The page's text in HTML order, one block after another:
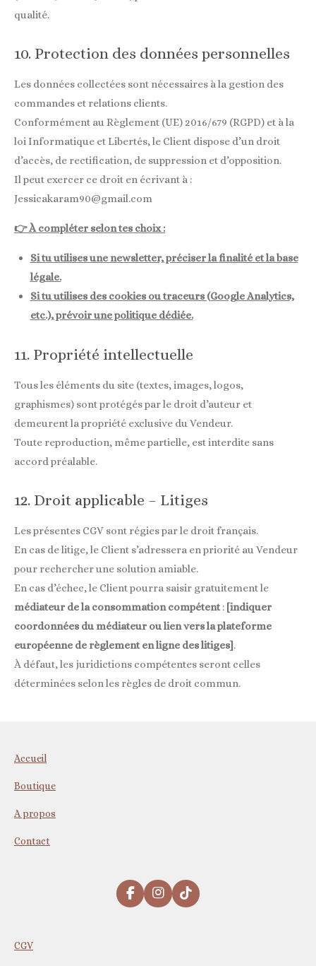
qualité.
10. Protection des données personnelles
Les données collectées sont nécessaires à la gestion des
commandes et relations clients.
Conformément au Règlement (UE) 2016/679 (RGPD) et à la
loi Informatique et Libertés, le Client dispose d’un droit
d’accès, de rectification, de suppression et d’opposition.
Il peut exercer ce droit en écrivant à :
Jessicakaram90@gmail.com
👉 À compléter selon tes choix :
Si tu utilises une newsletter, préciser la finalité et la base
légale.
Si tu utilises des cookies ou traceurs (Google Analytics,
etc.), prévoir une politique dédiée.
11. Propriété intellectuelle
Tous les éléments du site (textes, images, logos,
graphismes) sont protégés par le droit d’auteur et
demeurent la propriété exclusive du Vendeur.
Toute reproduction, même partielle, est interdite sans
accord préalable.
12. Droit applicable – Litiges
Les présentes CGV sont régies par le droit français.
En cas de litige, le Client s’adressera en priorité au Vendeur
pour rechercher une solution amiable.
En cas d’échec, le Client pourra saisir gratuitement le
médiateur de la consommation compétent : [indiquer
coordonnées du médiateur ou lien vers la plateforme
européenne de règlement en ligne des litiges].
À défaut, les juridictions compétentes seront celles
déterminées selon les règles de droit commun.
Accueil
Boutique
A propos
Contact
F
a
I
n
T
i
CGV